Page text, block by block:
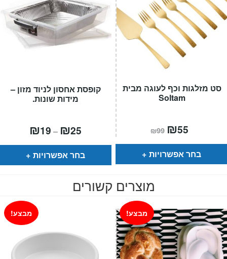
קופסת אחסון לניוד מזון –
מידות שונות.
₪19 – ₪25
⁦₪19⁩
עד
בחר אפשרויות
סט מזלגות וכף לעוגה מבית
Soltam
₪99 המחיר
המקורי
היה:
₪99.
₪55
הוא:
בחר אפשרויות
מוצרים קשורים
מבצע! מבצע!